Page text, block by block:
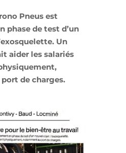
Pneus est
phase de test d’un
Un
aider les salariés
de charges.